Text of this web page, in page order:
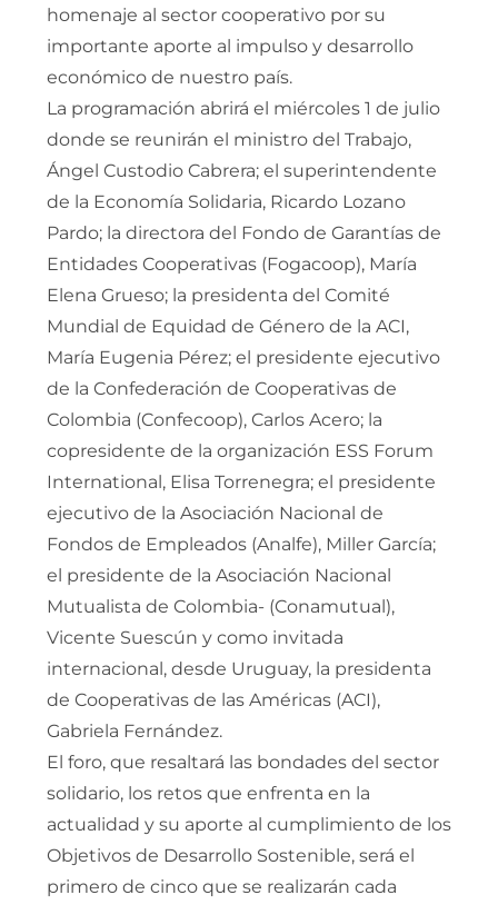
homenaje al sector cooperativo por su
importante aporte al impulso y desarrollo
económico de nuestro país.
La programación abrirá el miércoles 1 de julio
donde se reunirán el ministro del Trabajo,
Ángel Custodio Cabrera; el superintendente
de la Economía Solidaria, Ricardo Lozano
Pardo; la directora del Fondo de Garantías de
Entidades Cooperativas (Fogacoop), María
Elena Grueso; la presidenta del Comité
Mundial de Equidad de Género de la ACI,
María Eugenia Pérez; el presidente ejecutivo
de la Confederación de Cooperativas de
Colombia (Confecoop), Carlos Acero; la
copresidente de la organización ESS Forum
International, Elisa Torrenegra; el presidente
ejecutivo de la Asociación Nacional de
Fondos de Empleados (Analfe), Miller García;
el presidente de la Asociación Nacional
Mutualista de Colombia- (Conamutual),
Vicente Suescún y como invitada
internacional, desde Uruguay, la presidenta
de Cooperativas de las Américas (ACI),
Gabriela Fernández.
El foro, que resaltará las bondades del sector
solidario, los retos que enfrenta en la
actualidad y su aporte al cumplimiento de los
Objetivos de Desarrollo Sostenible, será el
primero de cinco que se realizarán cada